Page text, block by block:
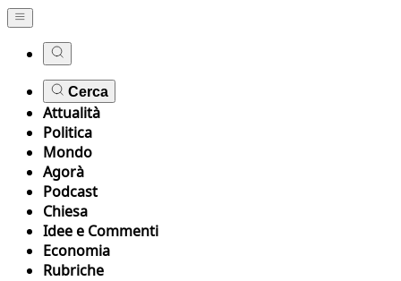
Cerca
Attualità
Politica
Mondo
Agorà
Podcast
Chiesa
Idee e Commenti
Economia
Rubriche